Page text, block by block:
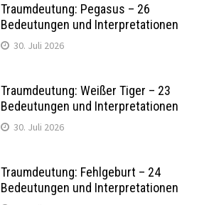
Traumdeutung: Pegasus – 26
Bedeutungen und Interpretationen
30. Juli 2026
Traumdeutung: Weißer Tiger – 23
Bedeutungen und Interpretationen
30. Juli 2026
Traumdeutung: Fehlgeburt – 24
Bedeutungen und Interpretationen